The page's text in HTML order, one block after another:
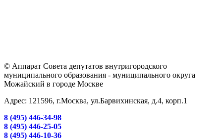
© Аппарат Совета депутатов внутригородского
муниципального образования - муниципального округа
Можайский в городе Москве
Адрес: 121596, г.Москва, ул.Барвихинская, д.4, корп.1
8 (495) 446-34-98
8 (495) 446-25-05
8 (495) 446-10-36